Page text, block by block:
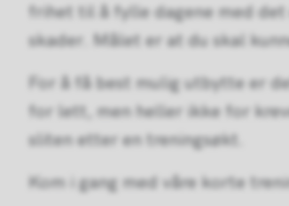
frihet til å fylle dagene med
skader. Målet er at du skal
For å få best mulig utbytte er
for lett, men heller ikke for
sliten etter en treningsøkt.
Kom i gang med våre korte